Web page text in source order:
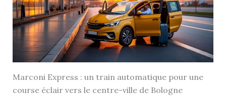
Marconi Express : un train automatique pour une
course éclair vers le centre-ville de Bologne